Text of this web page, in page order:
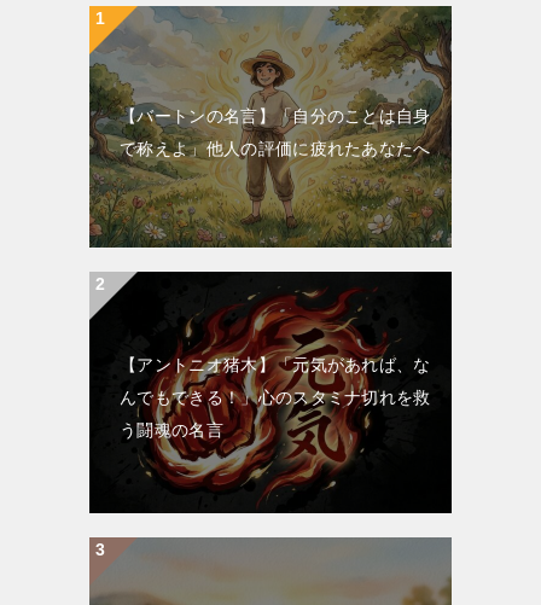
【バートンの名言】「自分のことは自身
で称えよ」他人の評価に疲れたあなたへ
【アントニオ猪木】「元気があれば、な
んでもできる！」心のスタミナ切れを救
う闘魂の名言